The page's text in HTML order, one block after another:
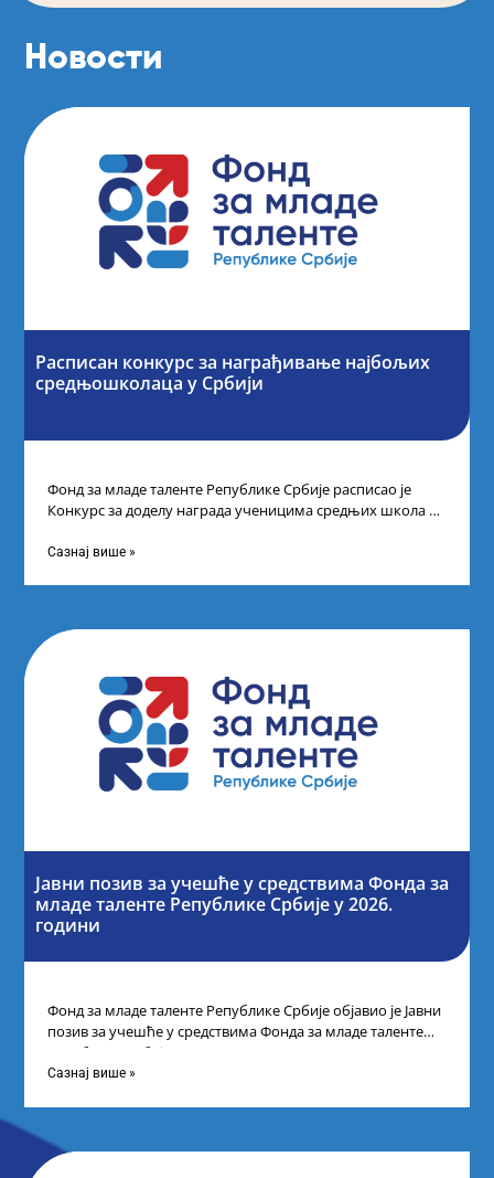
Новости
Расписан конкурс за награђивање најбољих
средњошколаца у Србији
Фонд за младе таленте Републике Србије расписао је
Конкурс за доделу награда ученицима средњих школа за
Сазнај више »
Јавни позив за учешће у средствима Фонда за
младе таленте Републике Србије у 2026.
години
Фонд за младе таленте Републике Србије објавио је Јавни
позив за учешће у средствима Фонда за младе таленте
Републике Србије
Сазнај више »